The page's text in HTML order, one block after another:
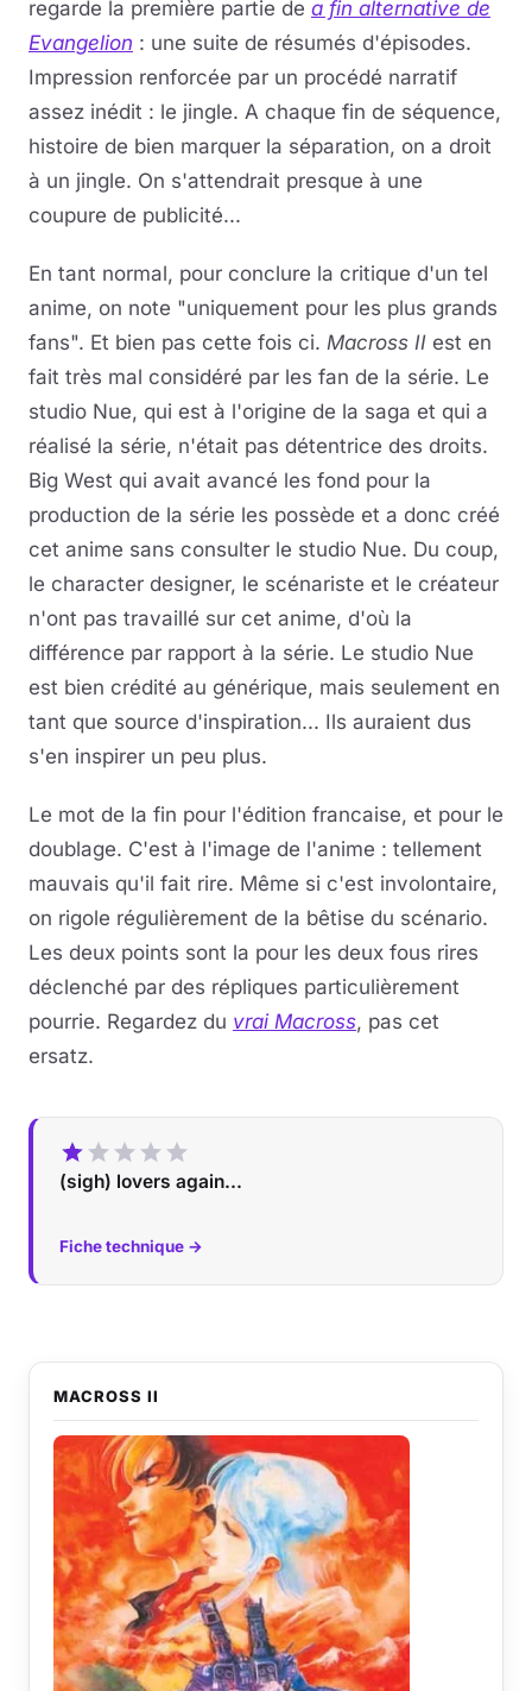
regarde la première partie de a fin alternative de
Evangelion : une suite de résumés d'épisodes.
Impression renforcée par un procédé narratif
assez inédit : le jingle. A chaque fin de séquence,
histoire de bien marquer la séparation, on a droit
à un jingle. On s'attendrait presque à une
coupure de publicité...
En tant normal, pour conclure la critique d'un tel
anime, on note "uniquement pour les plus grands
fans". Et bien pas cette fois ci. Macross II est en
fait très mal considéré par les fan de la série. Le
studio Nue, qui est à l'origine de la saga et qui a
réalisé la série, n'était pas détentrice des droits.
Big West qui avait avancé les fond pour la
production de la série les possède et a donc créé
cet anime sans consulter le studio Nue. Du coup,
le character designer, le scénariste et le créateur
n'ont pas travaillé sur cet anime, d'où la
différence par rapport à la série. Le studio Nue
est bien crédité au générique, mais seulement en
tant que source d'inspiration... Ils auraient dus
s'en inspirer un peu plus.
Le mot de la fin pour l'édition francaise, et pour le
doublage. C'est à l'image de l'anime : tellement
mauvais qu'il fait rire. Même si c'est involontaire,
on rigole régulièrement de la bêtise du scénario.
Les deux points sont la pour les deux fous rires
déclenché par des répliques particulièrement
pourrie. Regardez du vrai Macross, pas cet
ersatz.
(sigh) lovers again...
Fiche technique →
MACROSS II